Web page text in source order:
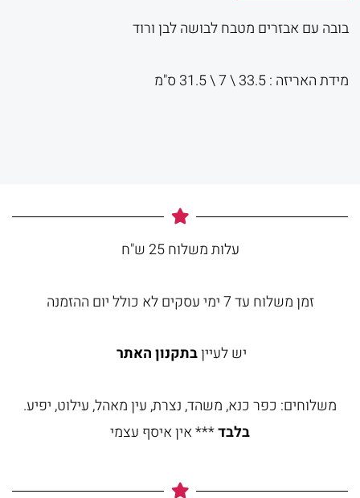
בובה עם אבזרים מטבח לבושה לבן ורוד
מידת האריזה : 33.5 \ 7 \ 31.5 ס"מ
עלות משלוח 25 ש"ח
זמן משלוח עד 7 ימי עסקים לא כולל יום ההזמנה
יש לעייןבתקנון האתר
משלוחים: כפר כנא, משהד, נצרת, עין מאהל, עילוט, יפיע.
בלבד*** אין איסף עצמי